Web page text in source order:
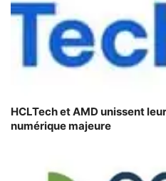
HCLTech et AMD unissent
numérique majeure